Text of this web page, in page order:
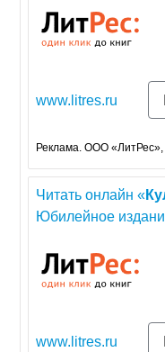
www.litres.ru
Реклама. ООО
Читать онлайн «
Юбилейное
www.litres.ru